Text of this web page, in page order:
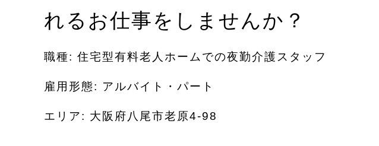
れるお仕事をしませんか？
職種: 住宅型有料老人ホームでの夜勤介護スタッフ
雇用形態: アルバイト・パート
エリア: 大阪府八尾市老原4-98